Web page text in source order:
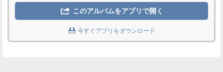
 このアルバムをアプリで開く
 今すぐアプリをダウンロード